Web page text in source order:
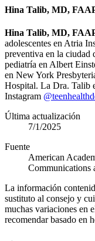
Hina Talib, MD,
Hina Talib, MD,
adolescentes en Atria
preventiva en la ciudad
pediatría en Albert
en New York
Hospital. La Dra. Talib
Instagram
Última actualización
7/1/2025
Fuente
American
La información
sustituto al consejo y
muchas variaciones en
recomendar basado en